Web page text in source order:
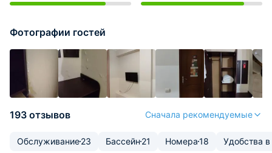
Фотографии гостей
193 отзывов Сначала рекомендуемые
Обслуживание23 Бассейн 21 Номера18 Удобства